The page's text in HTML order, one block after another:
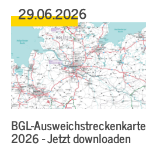
29.06.2026
BGL-Ausweichstreckenkarte
2026 - Jetzt downloaden